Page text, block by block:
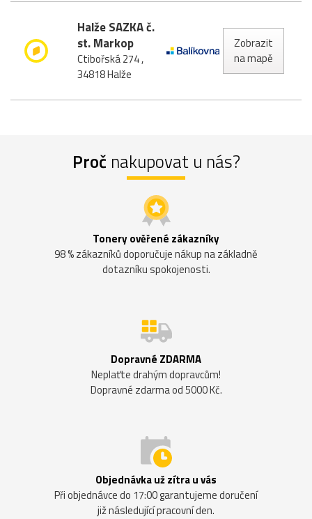
Halže SAZKA č.
st. Markop
Ctibořská 274 ,
34818 Halže
Zobrazit
na mapě
Proč nakupovat u nás?
Tonery ověřené zákazníky
98 % zákazníků doporučuje nákup na základně
dotazníku spokojenosti.
Dopravné ZDARMA
Neplaťte drahým dopravcům!
Dopravné zdarma od 5000 Kč.
Objednávka už zítra u vás
Při objednávce do 17:00 garantujeme doručení
již následující pracovní den.